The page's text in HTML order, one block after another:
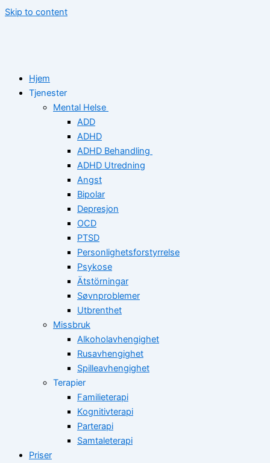
Skip to content
Hjem
Tjenester
Mental Helse
ADD
ADHD
ADHD Behandling
ADHD Utredning
Angst
Bipolar
Depresjon
OCD
PTSD
Personlighetsforstyrrelse
Psykose
Ätstörningar
Søvnproblemer
Utbrenthet
Missbruk
Alkoholavhengighet
Rusavhengighet
Spilleavhengighet
Terapier
Familieterapi
Kognitivterapi
Parterapi
Samtaleterapi
Priser